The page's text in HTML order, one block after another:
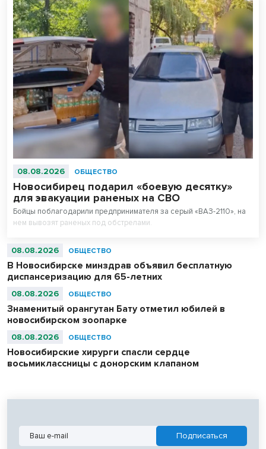
08.08.2026 ОБЩЕСТВО
Новосибирец подарил «боевую десятку»
для эвакуации раненых на СВО
Бойцы поблагодарили предпринимателя за серый «ВАЗ-2110», на
нем вывозят раненых под обстрелами.
08.08.2026 ОБЩЕСТВО
В Новосибирске минздрав объявил бесплатную
диспансеризацию для 65-летних
08.08.2026 ОБЩЕСТВО
Знаменитый орангутан Бату отметил юбилей в
новосибирском зоопарке
08.08.2026 ОБЩЕСТВО
Новосибирские хирурги спасли сердце
восьмиклассницы с донорским клапаном